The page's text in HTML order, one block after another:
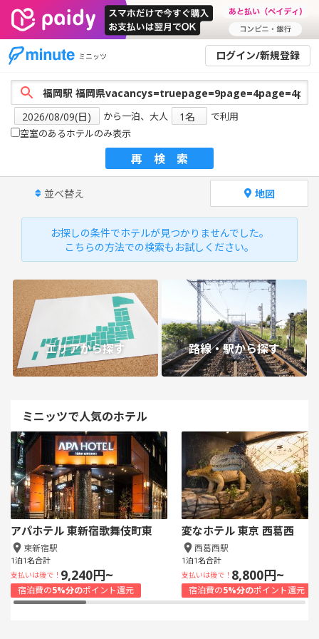
ミニッツ ログイン/新規登録
から一泊、大人
で利用
空室のあるホテルのみ表示
再検索
並べ替え 地図
お探しの条件でホテルが見つかりませんでした。
こちらの方法での検索もお試しください。
エリアから探す 路線・駅から探す
ミニッツで人気のホテル
アパホテル 東新宿歌舞伎町東
東新宿駅
1泊1名合計
支払いは後で！ 9,240円~
宿泊費の5%分のポイント還元
変なホテル 東京 西葛西
西葛西駅
1泊1名合計
支払いは後で！ 8,800円~
宿泊費の5%分のポイント還元